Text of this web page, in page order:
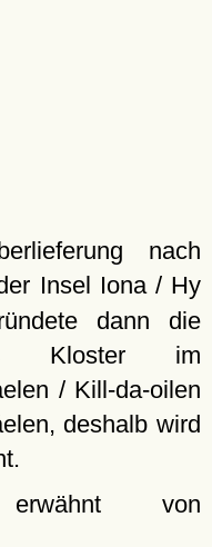
nach
Insel Iona / Hy
dann die
Kloster im
/ Kill-da-oilen
deshalb wird
von